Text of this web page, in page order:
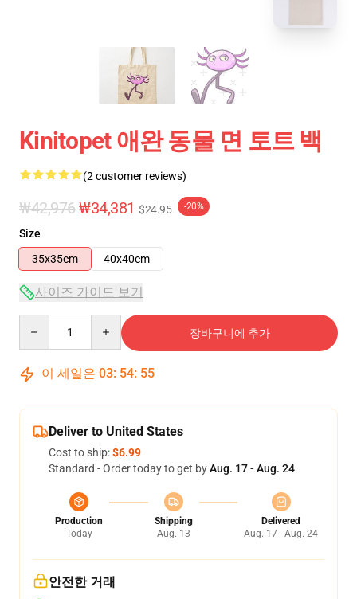
Kinitopet 애완 동물 면 토트 백
(2 customer reviews)
₩42,976₩34,381 $24.95 -20%
Size
35x35cm
40x40cm
사이즈 가이드 보기
장바구니에 추가
이 세일은 03: 54: 55
Deliver to United States
Cost to ship:$6.99
Standard - Order today to get byAug. 17 - Aug. 24
Production
Today
Shipping
Aug. 13
Delivered
Aug. 17 - Aug. 24
안전한 거래